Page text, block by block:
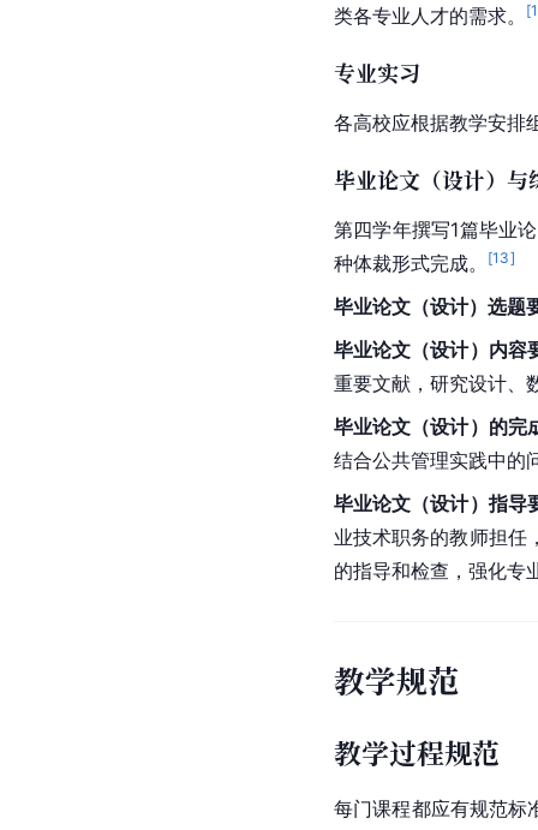
类各专业人才的需求。
[
专业实习
各高校应根据教学安排
毕业论文（设计）与
第四学年撰写1篇毕业
种体裁形式完成。
[13]
毕业论文（设计）选题
毕业论文（设计）内容
重要文献，研究设计、
毕业论文（设计）的完
结合公共管理实践中的
毕业论文（设计）指导
业技术职务的教师担任
的指导和检查，强化专
教学规范
教学过程规范
每门课程都应有规范标